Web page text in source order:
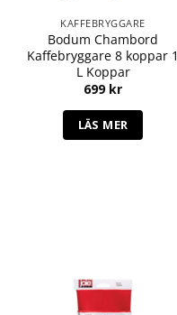
KAFFEBRYGGARE
Bodum Chambord
Kaffebryggare 8 koppar 1
L Koppar
699 kr
LÄS MER